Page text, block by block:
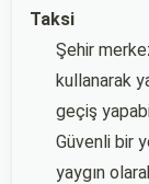
Taksi
Şehir
kullanarak
geçiş
Güvenli bir
yaygın